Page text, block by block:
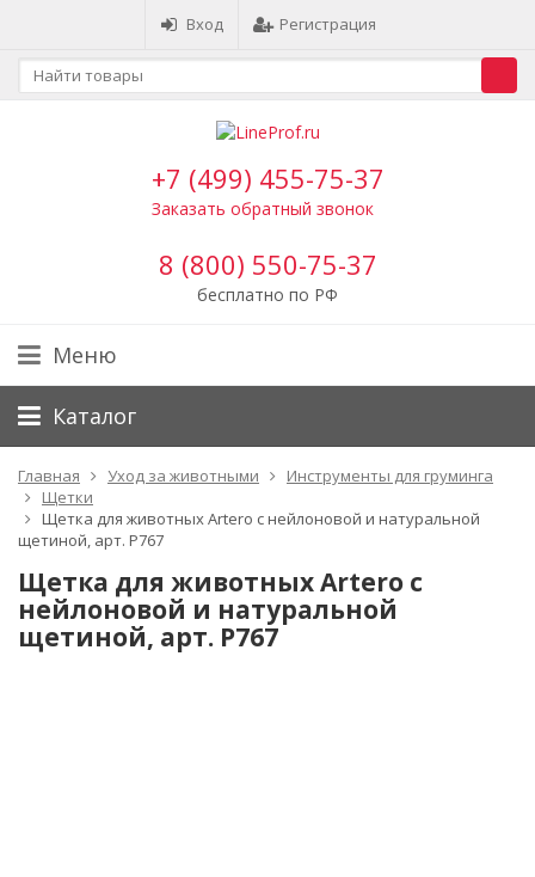
Вход Регистрация
+7 (499) 455-75-37
Заказать обратный звонок
8 (800) 550-75-37
бесплатно по РФ
Меню
Каталог
Главная Уход за животными
Инструменты для груминга
Щетки
Щетка для животных Artero с нейлоновой и натуральной
щетиной, арт. P767
Щетка для животных Artero с
нейлоновой и натуральной
щетиной, арт. P767